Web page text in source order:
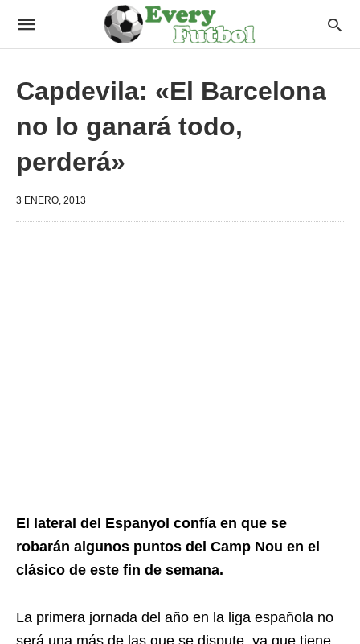
Capdevila: «El Barcelona
no lo ganará todo,
perderá»
3 ENERO, 2013
El lateral del Espanyol confía en que se
robarán algunos puntos del Camp Nou en el
clásico de este fin de semana.
La primera jornada del año en la liga española no
será una más de las que se dispute, ya que tiene